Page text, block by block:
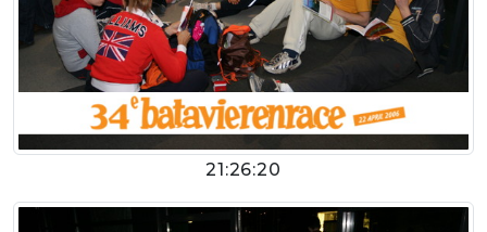
21:26:20